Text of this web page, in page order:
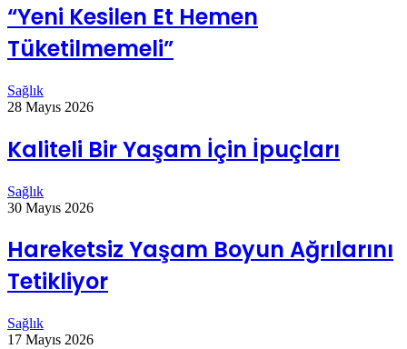
“Yeni Kesilen Et Hemen
Tüketilmemeli”
Sağlık
28 Mayıs 2026
Kaliteli Bir Yaşam İçin İpuçları
Sağlık
30 Mayıs 2026
Hareketsiz Yaşam Boyun Ağrılarını
Tetikliyor
Sağlık
17 Mayıs 2026